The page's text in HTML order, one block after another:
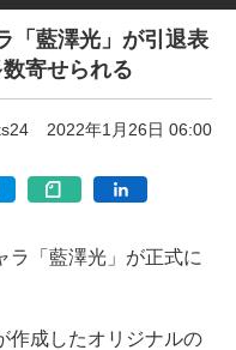
「藍澤光」が引退表
寄せられる
2022年1月26日 06:00
「藍澤光」が正式に
成したオリジナルの